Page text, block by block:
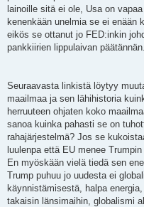
lainoille sitä ei ole, Usa on
kenenkään unelmia se ei enään
eikös se ottanut jo FED:inkin
pankkiirien lippulaivan
Seuraavasta linkistä löytyy
maailmaa ja sen lähihistoria
herruuteen ohjaten koko
sanoa kuinka pahasti se on
rahajärjestelmä? Jos se
luulenpa että EU menee
En myöskään vielä tiedä sen
Trump puhuu jo uudesta ei
käynnistämisestä, halpa
takaisin länsimaihin, globalismi